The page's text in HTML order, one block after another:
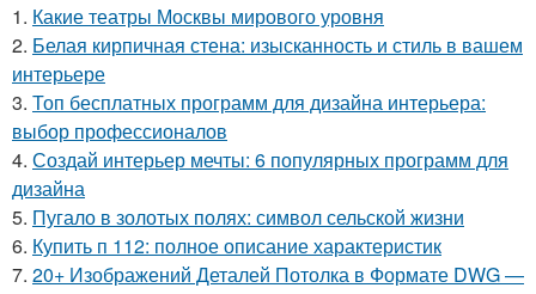
1. Какие театры Москвы мирового уровня
2. Белая кирпичная стена: изысканность и стиль в вашем
интерьере
3. Топ бесплатных программ для дизайна интерьера:
выбор профессионалов
4. Создай интерьер мечты: 6 популярных программ для
дизайна
5. Пугало в золотых полях: символ сельской жизни
6. Купить п 112: полное описание характеристик
7. 20+ Изображений Деталей Потолка в Формате DWG —